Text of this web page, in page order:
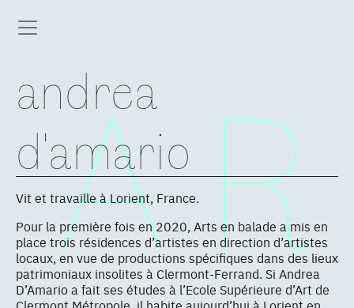
andrea
d'amario
Vit et travaille à Lorient, France.
Pour la première fois en 2020, Arts en balade a mis en
place trois résidences d’artistes en direction d’artistes
locaux, en vue de productions spécifiques dans des lieux
patrimoniaux insolites à Clermont-Ferrand. Si Andrea
D’Amario a fait ses études à l’Ecole Supérieure d’Art de